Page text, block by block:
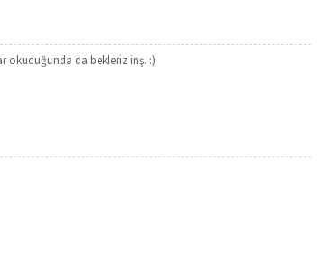
okuduğunda da bekleriz inş. :)